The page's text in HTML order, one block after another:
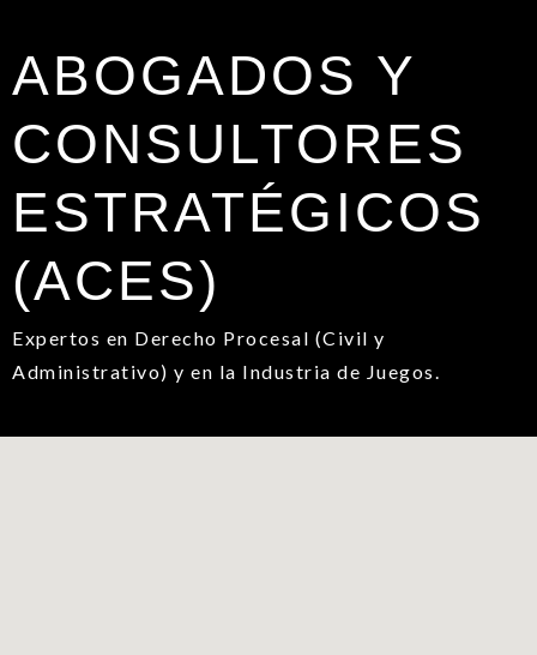
ABOGADOS Y
CONSULTORES
ESTRATÉGICOS
(ACES)
Expertos en Derecho Procesal (Civil y
Administrativo) y en la Industria de Juegos.